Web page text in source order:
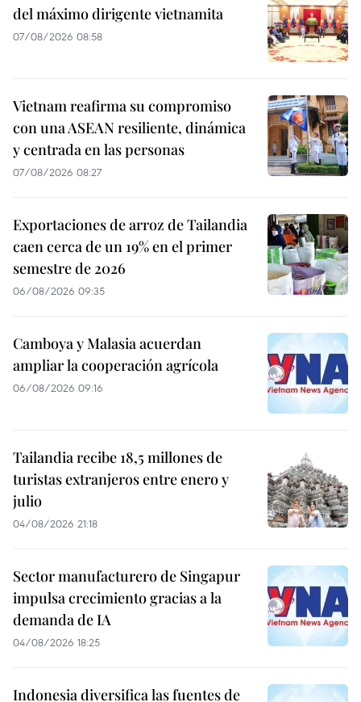
del máximo dirigente vietnamita
07/08/2026 08:58
Vietnam reafirma su compromiso
con una ASEAN resiliente, dinámica
y centrada en las personas
07/08/2026 08:27
Exportaciones de arroz de Tailandia
caen cerca de un 19% en el primer
semestre de 2026
06/08/2026 09:35
Camboya y Malasia acuerdan
ampliar la cooperación agrícola
06/08/2026 09:16
Tailandia recibe 18,5 millones de
turistas extranjeros entre enero y
julio
04/08/2026 21:18
Sector manufacturero de Singapur
impulsa crecimiento gracias a la
demanda de IA
04/08/2026 18:25
Indonesia diversifica las fuentes de